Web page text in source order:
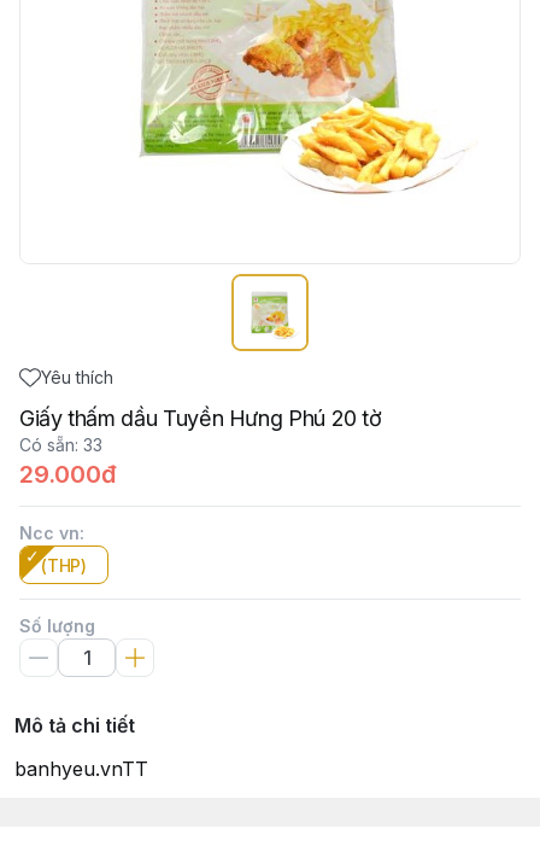
Yêu thích
Giấy thấm dầu Tuyền Hưng Phú 20 tờ
Có sẵn: 33
29.000đ
Ncc vn:
(THP)
Số lượng
Mô tả chi tiết
banhyeu.vnTT